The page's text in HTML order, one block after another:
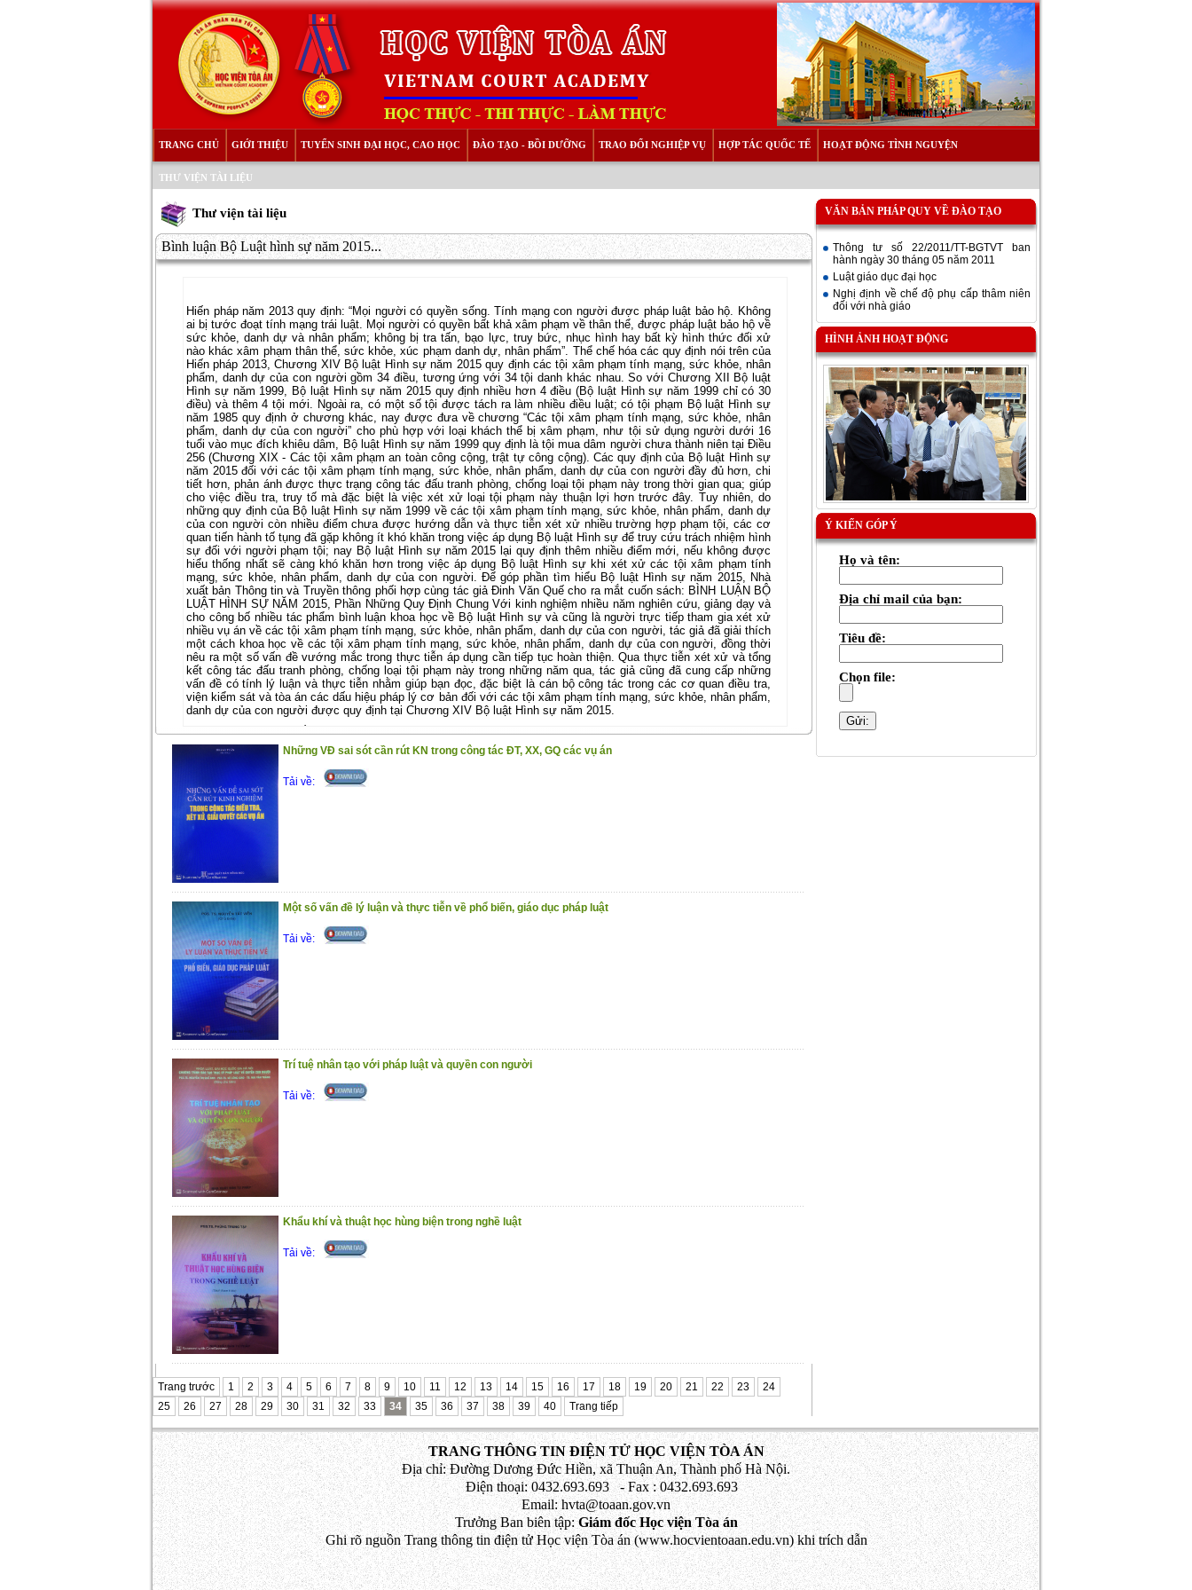
TRANG CHỦ GIỚI THIỆU TUYỂN SINH ĐẠI HỌC, CAO HỌC ĐÀO TẠO - BỒI DƯỠNG TRAO ĐỔI NGHIỆP VỤ HỢP TÁC QUỐC TẾ HOẠT ĐỘNG TÌNH NGUYỆN
THƯ VIỆN TÀI LIỆU
Thư viện tài liệu
Bình luận Bộ Luật hình sự năm 2015...
Hiến pháp năm 2013 quy định: “Mọi người có quyền sống. Tính mạng con người được pháp luật bảo hộ. Không
ai bị tước đoạt tính mạng trái luật. Mọi người có quyền bất khả xâm phạm về thân thể, được pháp luật bảo hộ về
sức khỏe, danh dự và nhân phẩm; không bị tra tấn, bạo lực, truy bức, nhục hình hay bất kỳ hình thức đối xử
nào khác xâm phạm thân thể, sức khỏe, xúc phạm danh dự, nhân phẩm”. Thể chế hóa các quy định nói trên của
Hiến pháp 2013, Chương XIV Bộ luật Hình sự năm 2015 quy định các tội xâm phạm tính mạng, sức khỏe, nhân
phẩm, danh dự của con người gồm 34 điều, tương ứng với 34 tội danh khác nhau. So với Chương XII Bộ luật
Hình sự năm 1999, Bộ luật Hình sự năm 2015 quy định nhiều hơn 4 điều (Bộ luật Hình sự năm 1999 chỉ có 30
điều) và thêm 4 tội mới. Ngoài ra, có một số tội được tách ra làm nhiều điều luật; có tội phạm Bộ luật Hình sự
năm 1985 quy định ở chương khác, nay được đưa về chương “Các tội xâm phạm tính mạng, sức khỏe, nhân
phẩm, danh dự của con người” cho phù hợp với loại khách thể bị xâm phạm, như tội sử dụng người dưới 16
tuổi vào mục đích khiêu dâm, Bộ luật Hình sự năm 1999 quy định là tội mua dâm người chưa thành niên tại Điều
256 (Chương XIX - Các tội xâm phạm an toàn công cộng, trật tự công cộng). Các quy định của Bộ luật Hình sự
năm 2015 đối với các tội xâm phạm tính mạng, sức khỏe, nhân phẩm, danh dự của con người đầy đủ hơn, chi
tiết hơn, phản ánh được thực trạng công tác đấu tranh phòng, chống loại tội phạm này trong thời gian qua; giúp
cho việc điều tra, truy tố mà đặc biệt là việc xét xử loại tội phạm này thuận lợi hơn trước đây. Tuy nhiên, do
những quy định của Bộ luật Hình sự năm 1999 về các tội xâm phạm tính mạng, sức khỏe, nhân phẩm, danh dự
của con người còn nhiều điểm chưa được hướng dẫn và thực tiễn xét xử nhiều trường hợp phạm tội, các cơ
quan tiến hành tố tụng đã gặp không ít khó khăn trong việc áp dụng Bộ luật Hình sự để truy cứu trách nhiệm hình
sự đối với người phạm tội; nay Bộ luật Hình sự năm 2015 lại quy định thêm nhiều điểm mới, nếu không được
hiểu thống nhất sẽ càng khó khăn hơn trong việc áp dụng Bộ luật Hình sự khi xét xử các tội xâm phạm tính
mạng, sức khỏe, nhân phẩm, danh dự của con người. Để góp phần tìm hiểu Bộ luật Hình sự năm 2015, Nhà
xuất bản Thông tin và Truyền thông phối hợp cùng tác giả Đinh Văn Quế cho ra mắt cuốn sách: BÌNH LUẬN BỘ
LUẬT HÌNH SỰ NĂM 2015, Phần Những Quy Định Chung Với kinh nghiệm nhiều năm nghiên cứu, giảng dạy và
cho công bố nhiều tác phẩm bình luận khoa học về Bộ luật Hình sự và cũng là người trực tiếp tham gia xét xử
nhiều vụ án về các tội xâm phạm tính mạng, sức khỏe, nhân phẩm, danh dự của con người, tác giả đã giải thích
một cách khoa học về các tội xâm phạm tính mạng, sức khỏe, nhân phẩm, danh dự của con người, đồng thời
nêu ra một số vấn đề vướng mắc trong thực tiễn áp dụng cần tiếp tục hoàn thiện. Qua thực tiễn xét xử và tổng
kết công tác đấu tranh phòng, chống loại tội phạm này trong những năm qua, tác giả cũng đã cung cấp những
vấn đề có tính lý luận và thực tiễn nhằm giúp bạn đọc, đặc biệt là cán bộ công tác trong các cơ quan điều tra,
viện kiểm sát và tòa án các dấu hiệu pháp lý cơ bản đối với các tội xâm phạm tính mạng, sức khỏe, nhân phẩm,
danh dự của con người được quy định tại Chương XIV Bộ luật Hình sự năm 2015.
Trân trọng giới thiệu đến bạn đọc !
(14/1/2021)
Những VĐ sai sót cần rút KN trong công tác ĐT, XX, GQ các vụ án
Tải về:
Một số vấn đề lý luận và thực tiễn về phổ biến, giáo dục pháp luật
Tải về:
Trí tuệ nhân tạo với pháp luật và quyền con người
Tải về:
Khẩu khí và thuật học hùng biện trong nghề luật
Tải về:
Trang trước 1 2 3 4 5 6 7 8 9 10 11 12 13 14 15 16 17 18 19 20 21 22 23
24
25
26 27 28 29 30 31 32 33 34 35 36 37 38 39 40 Trang tiếp
VĂN BẢN PHÁP QUY VỀ ĐÀO TẠO
Thông tư số 22/2011/TT-BGTVT ban
hành ngày 30 tháng 05 năm 2011
Luật giáo dục đại học
Nghị định về chế độ phụ cấp thâm niên
đối với nhà giáo
HÌNH ẢNH HOẠT ĐỘNG
Ý KIẾN GÓP Ý
Họ và tên:
Địa chỉ mail của bạn:
Tiêu đề:
Chọn file:
TRANG THÔNG TIN ĐIỆN TỬ HỌC VIỆN TÒA ÁN
Địa chỉ: Đường Dương Đức Hiền, xã Thuận An, Thành phố Hà Nội.
Điện thoại: 0432.693.693 - Fax : 0432.693.693
Email: hvta@toaan.gov.vn
Trưởng Ban biên tập:Giám đốc Học viện Tòa án
Ghi rõ nguồn Trang thông tin điện tử Học viện Tòa án (www.hocvientoaan.edu.vn) khi trích dẫn